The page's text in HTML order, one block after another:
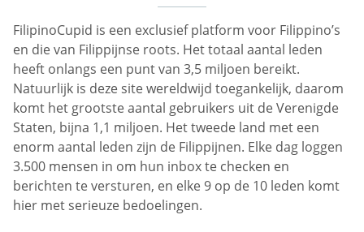
FilipinoCupid is een exclusief platform voor Filippino’s
en die van Filippijnse roots. Het totaal aantal leden
heeft onlangs een punt van 3,5 miljoen bereikt.
Natuurlijk is deze site wereldwijd toegankelijk, daarom
komt het grootste aantal gebruikers uit de Verenigde
Staten, bijna 1,1 miljoen. Het tweede land met een
enorm aantal leden zijn de Filippijnen. Elke dag loggen
3.500 mensen in om hun inbox te checken en
berichten te versturen, en elke 9 op de 10 leden komt
hier met serieuze bedoelingen.